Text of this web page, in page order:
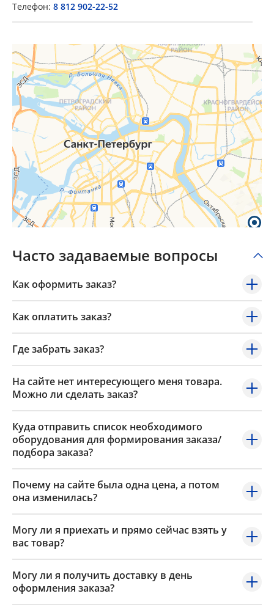
Телефон: 8 812 902-22-52
Часто задаваемые вопросы
Как оформить заказ?
Как оплатить заказ?
Где забрать заказ?
На сайте нет интересующего меня товара.
Можно ли сделать заказ?
Куда отправить список необходимого
оборудования для формирования заказа/
подбора заказа?
Почему на сайте была одна цена, а потом
она изменилась?
Могу ли я приехать и прямо сейчас взять у
вас товар?
Могу ли я получить доставку в день
оформления заказа?